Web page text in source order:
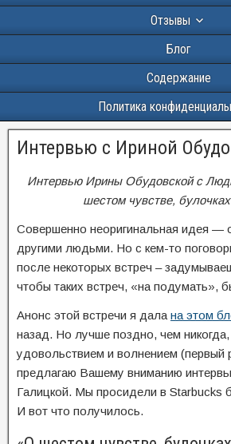
Отзывы
Блог
Содержание
Политика
Интервью с Ириной
Интервью Ирины Обудовской с
шестом чувстве,
Совершенно неоригинальная идея —
другими людьми. Но с кем-то
после некоторых встреч –
чтобы таких встреч, «на подумать»,
Анонс этой встречи я дала на этом
назад. Но лучше поздно, чем
удовольствием и волнением (первый
предлагаю Вашему вниманию
Галицкой. Мы просидели в Starbucks
И вот что получилось.